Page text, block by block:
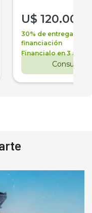
U$ 120.000
30% de entrega +
financiación
Financialo en 3 años
Consultar